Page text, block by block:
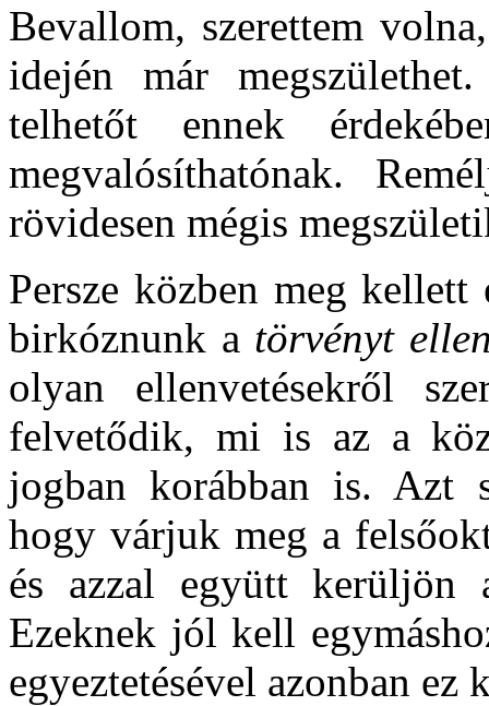
Bevallom, szerettem
idején már
telhetőt ennek
megvalósíthatónak.
rövidesen mégis
Persze közben meg
birkóznunk a törvényt
olyan ellenvetésekről
felvetődik, mi is az a
jogban korábban is. Azt
hogy várjuk meg a
és azzal együtt kerüljön
Ezeknek jól kell
egyeztetésével azonban